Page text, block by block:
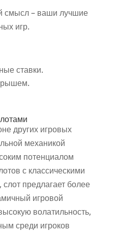
смысл – ваши лучшие
игр.
ставки.
других игровых
механикой
потенциалом
с классическими
предлагает более
игровой
волатильность,
среди игроков